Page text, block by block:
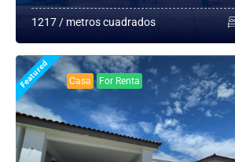
1217 / metros cuadrados
Featured Casa For Renta